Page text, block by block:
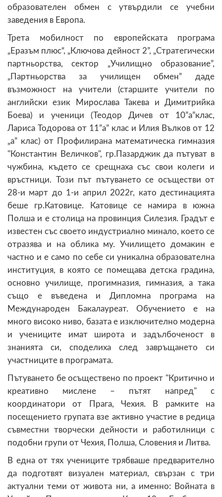
образователен обмен с утвърдили се учебни
заведения в Европа.
Трета мобилност по европейската програма
„Еразъм плюс“, „Ключова дейност 2”, „Стратегически
партньорства, сектор „Училищно образование”,
„Партньорства за училищен обмен” даде
възможност на учители (старшите учители по
английски език Мирослава Такева и Димитрийка
Боева) и ученици (Теодор Дичев от 10”а”клас,
Лариса Тодорова от 11”а” клас и Илия Вълков от 12
„а” клас) от Профилирана математическа гимназия
"Константин Величков", гр.Пазарджик да пътуват в
чужбина, където се срещнаха със свои колеги и
връстници. Този път пътуването се осъществи от
28-и март до 1-и април 2022г, като дестинацията
беше гр.Катовице. Катовице се намира в южна
Полша и е столица на провинция Силезия. Градът е
известен със своето индустриално минало, което се
отразява и на облика му. Училището домакин е
частно и е само по себе си уникална образователна
институция, в която се помещава детска градина,
основно училище, прогимназия, гимназия, а така
също е въведена и Дипломна програма на
Международен Бакалауреат. Обучението е на
много високо ниво, базата е изключително модерна
и учениците имат широта и задълбоченост в
знанията си, споделиха след завръщането си
участниците в програмата.
Пътуването бе осъществено по проект "Критично и
креативно мислене – пътят напред" с
координатори от Прага, Чехия. В рамките на
посещението групата взе активно участие в редица
съвместни творчески дейности и работилници с
подобни групи от Чехия, Полша, Словения и Литва.
В една от тях учениците трябваше предварително
да подготвят визуален материал, свързан с три
актуални теми от живота ни, а именно: Войната в